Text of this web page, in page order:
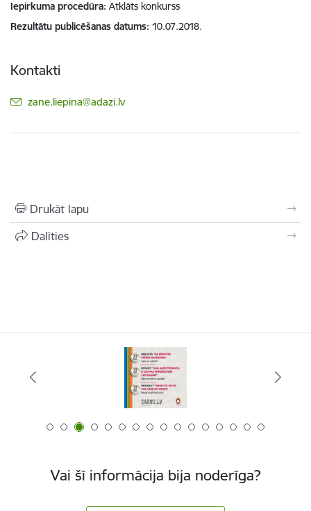
Iepirkuma procedūra Atklāts konkurss
Rezultātu publicēšanas datums 10.07.2018.
Kontakti
E-pasts:
zane.liepina@adazi.lv
Drukāt lapu
Dalīties
Vai šī informācija bija noderīga?